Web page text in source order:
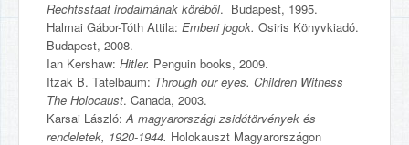
Rechtsstaat irodalmának köréből. Budapest, 1995.
Halmai Gábor-Tóth Attila: Emberi jogok. Osiris Könyvkiadó.
Budapest, 2008.
Ian Kershaw: Hitler. Penguin books, 2009.
Itzak B. Tatelbaum: Through our eyes. Children Witness
The Holocaust. Canada, 2003.
Karsai László:A magyarországi zsidótörvények és
rendeletek, 1920-1944. Holokauszt Magyarországon